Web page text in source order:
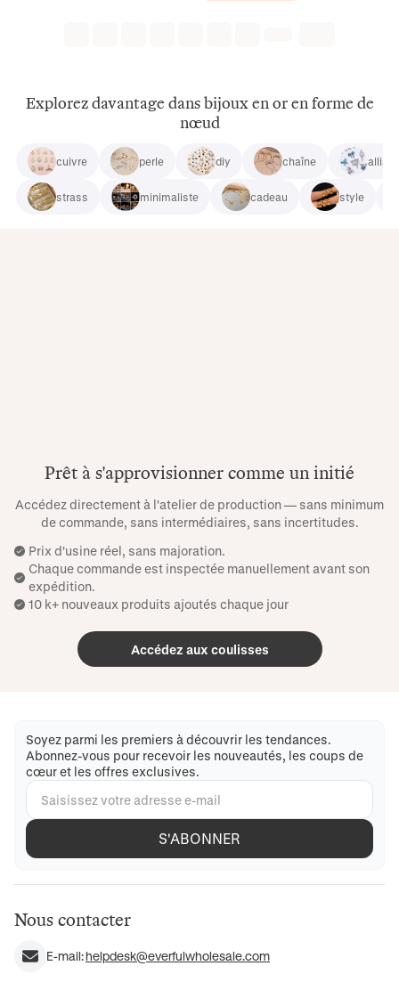
Explorez davantage dans bijoux en or en forme de
nœud
cuivre perle diy chaîne
strass minimaliste cadeau style
Prêt à s'approvisionner comme un initié
Accédez directement à l'atelier de production — sans minimum
de commande, sans intermédiaires, sans incertitudes.
Prix ​​d'usine réel, sans majoration.
Chaque commande est inspectée manuellement avant son
expédition.
10 k+ nouveaux produits ajoutés chaque jour
Accédez aux coulisses
Soyez parmi les premiers à découvrir les tendances.
Abonnez-vous pour recevoir les nouveautés, les coups de
cœur et les offres exclusives.
S'ABONNER
Nous contacter
E-mail:helpdesk@everfulwholesale.com